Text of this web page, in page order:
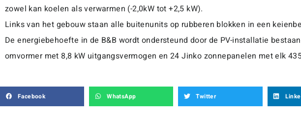
zowel kan koelen als verwarmen (-2,0kW tot +2,5 kW).
Links van het gebouw staan alle buitenunits op rubberen blokken in een
De energiebehoefte in de B&B wordt ondersteund door de PV-installatie
omvormer met 8,8 kW uitgangsvermogen en 24 Jinko zonnepanelen met elk
Facebook WhatsApp Twitter